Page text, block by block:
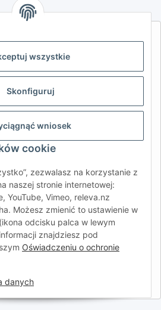
wszystkie
Skonfiguruj
wniosek
cookie
zezwalasz na korzystanie z
naszej stronie internetowej:
YouTube, Vimeo, releva.nz
Możesz zmienić to ustawienie w
odcisku palca w lewym
znajdziesz pod
Oświadczeniu o ochronie
danych
– WYBIERZ REGION I JĘZYK | SELECT
CH (DE) CH (FR)
BE (NL) BE (FR)
RO HR
| Twój partner w zakresie części
i pojazdów samochodowych
info@afatek.com
centralnego magazynu w
Niemczech.